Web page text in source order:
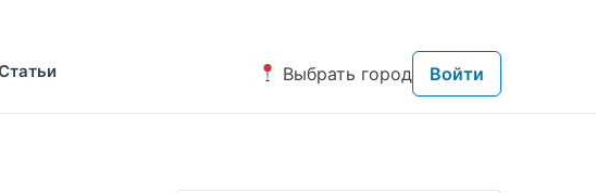
Выбрать город Войти